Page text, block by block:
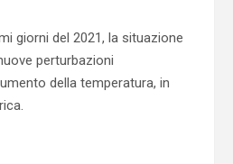
giorni del 2021, la situazione
perturbazioni
della temperatura, in